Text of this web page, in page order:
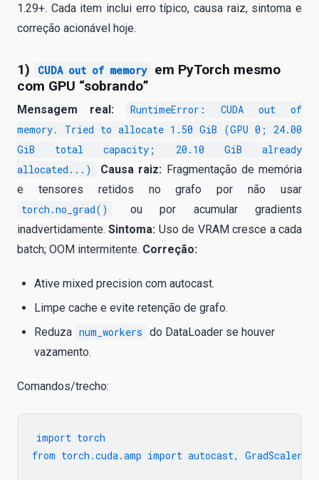
1.29+. Cada item inclui erro típico, causa raiz, sintoma e
correção acionável hoje.
1) CUDA out of memory
em PyTorch mesmo
com GPU “sobrando”
Mensagem real:
RuntimeError: CUDA out of
memory. Tried to allocate 1.50 GiB (GPU 0; 24.00
GiB total capacity; 20.10 GiB already
allocated...)
Causa raiz: Fragmentação de memória
e tensores retidos no grafo por não usar
torch.no_grad()
ou por acumular gradients
inadvertidamente.Sintoma: Uso de VRAM cresce a cada
batch; OOM intermitente. Correção:
Ative mixed precision com autocast.
Limpe cache e evite retenção de grafo.
Reduza num_workers do DataLoader se houver
vazamento.
Comandos/trecho:
import torch
from torch.cuda.amp import autocast, GradScaler